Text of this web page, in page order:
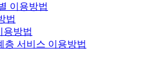
이용방법
법
용방법
층 서비스 이용방법